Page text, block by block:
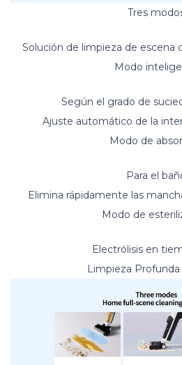
Tres
Solución de limpieza de escena
Modo
Según el grado de
Ajuste automático de la
Modo de
Para el
Elimina rápidamente las
Modo de
Electrólisis en
Limpieza Profunda